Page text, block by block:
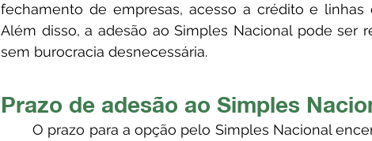
fechamento de empresas, acesso a crédito e linhas
Além disso, a adesão ao Simples Nacional pode ser
sem burocracia desnecessária.
Prazo de adesão ao Simples
	O prazo para a opção pelo Simples Nacional encerra-se amanhã, dia 31 de janeiro.